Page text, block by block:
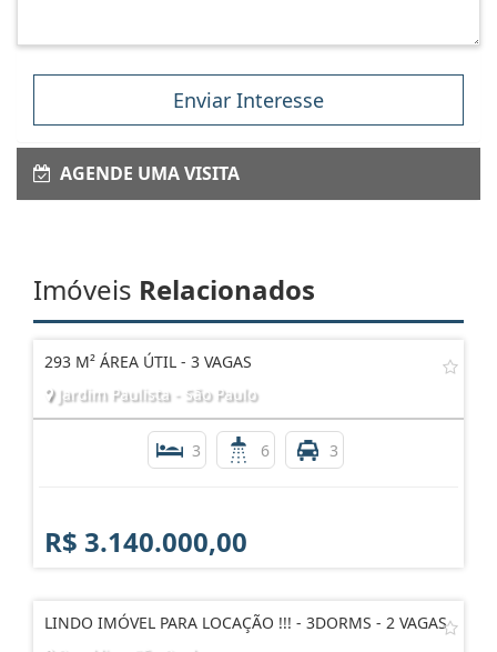
Enviar Interesse
AGENDE UMA VISITA
Imóveis Relacionados
293 M² ÁREA ÚTIL - 3 VAGAS
Jardim Paulista - São Paulo
3 6 3
R$ 3.140.000,00
LINDO IMÓVEL PARA LOCAÇÃO !!! - 3DORMS - 2 VAGAS